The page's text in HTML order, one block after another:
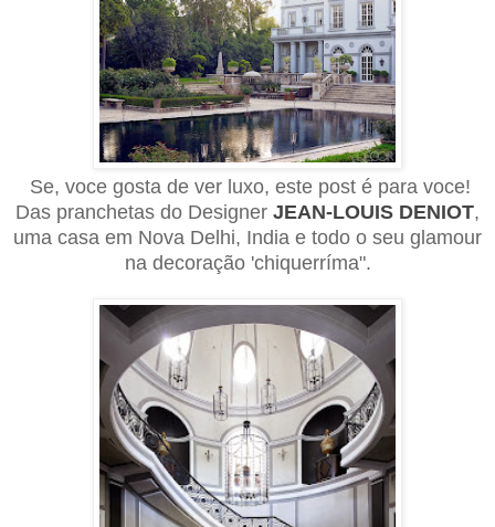
Se, voce gosta de ver luxo, este post é para voce!
Das pranchetas do Designer JEAN-LOUIS DENIOT,
uma casa em Nova Delhi, India e todo o seu glamour
na decoração 'chiquerríma".